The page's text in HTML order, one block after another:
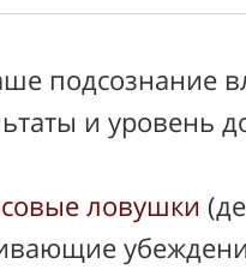
подсознание
и уровень
ловушки